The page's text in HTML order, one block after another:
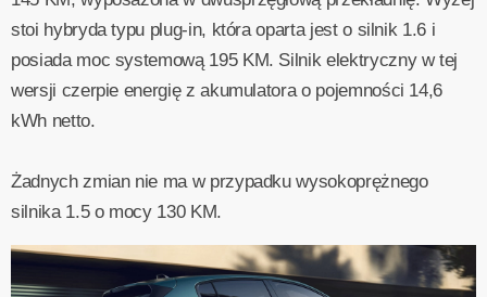
stoi hybryda typu plug-in, która oparta jest o silnik 1.6 i
posiada moc systemową 195 KM. Silnik elektryczny w tej
wersji czerpie energię z akumulatora o pojemności 14,6
kWh netto.
Żadnych zmian nie ma w przypadku wysokoprężnego
silnika 1.5 o mocy 130 KM.